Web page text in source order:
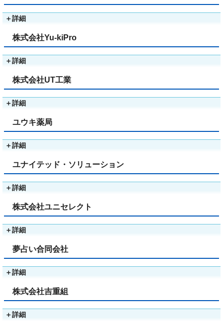
＋詳細
株式会社Yu-kiPro
＋詳細
株式会社UT工業
＋詳細
ユウキ薬局
＋詳細
ユナイテッド・ソリューション
＋詳細
株式会社ユニセレクト
＋詳細
夢占い合同会社
＋詳細
株式会社吉重組
＋詳細